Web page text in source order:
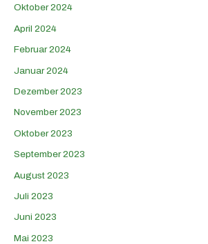
Oktober 2024
April 2024
Februar 2024
Januar 2024
Dezember 2023
November 2023
Oktober 2023
September 2023
August 2023
Juli 2023
Juni 2023
Mai 2023